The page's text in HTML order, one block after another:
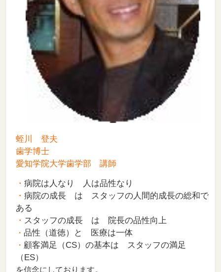
蛭川 登夫
歯学博士
愛知学院大学歯学部 講師
・病院は人なり 人は品性なり
・病院の成長 は スタッフの人間的成長の総和で
ある
・ スタッフの成長 は 院長の品性向上
・品性（道徳）と 医療は一体
・ 顧客満足（CS）の基本は スタッフの満足
（ES）
を信念にしております。